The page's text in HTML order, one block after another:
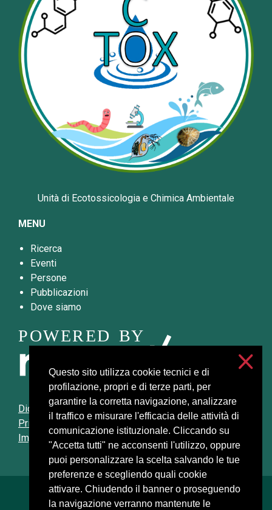
Questo sito utilizza cookie tecnici e di
profilazione, propri e di terze parti, per
garantire la corretta navigazione, analizzare
il traffico e misurare l'efficacia delle attività di
comunicazione istituzionale. Cliccando su
"Accetta tutti" ne acconsenti l'utilizzo, oppure
puoi personalizzare la scelta salvando le tue
preferenze e scegliendo quali cookie
attivare. Chiudendo il banner o proseguendo
la navigazione verranno mantenute le
Unità di Ecotossicologia e Chimica Ambientale
MENU
Ricerca
Eventi
Persone
Pubblicazioni
Dove siamo
Dichiarazione di accessibilità
Privacy e cookies
Impostazioni cookie
Università degli Studi di Milano